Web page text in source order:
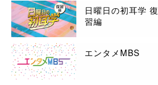
日曜日の初耳学 復
習編
エンタメMBS